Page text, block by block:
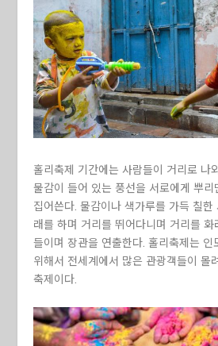
홀리축제 기간에는 사람들이 거리로 나
물감이 들어 있는 풍선을 서로에게 뿌리
집어쓴다. 물감이나 색가루를 가득 칠한
래를 하며 거리를 뛰어다니며 거리를
들이며 장관을 연출한다. 홀리축제는 인
위해서 전세계에서 많은 관광객들이 몰
축제이다.